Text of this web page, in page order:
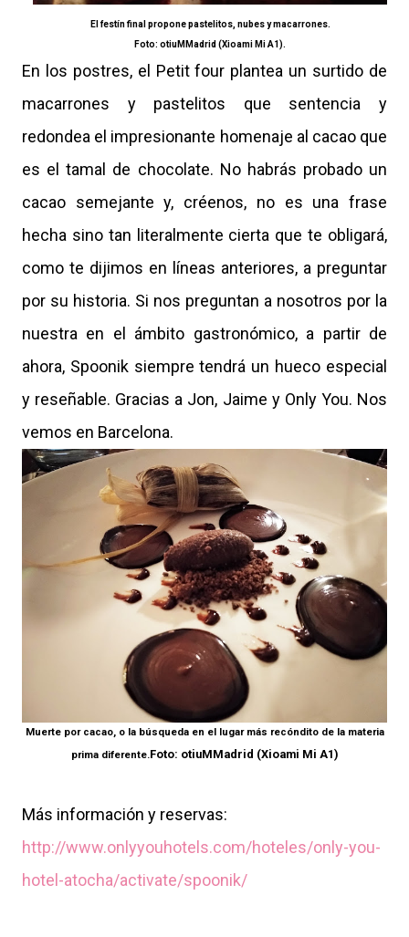
El festín final propone pastelitos, nubes y macarrones.
Foto: otiuMMadrid (Xioami Mi A1).
En los postres, el Petit four plantea un surtido de
macarrones y pastelitos que sentencia y
redondea el impresionante homenaje al cacao que
es el tamal de chocolate. No habrás probado un
cacao semejante y, créenos, no es una frase
hecha sino tan literalmente cierta que te obligará,
como te dijimos en líneas anteriores, a preguntar
por su historia. Si nos preguntan a nosotros por la
nuestra en el ámbito gastronómico, a partir de
ahora, Spoonik siempre tendrá un hueco especial
y reseñable. Gracias a Jon, Jaime y Only You. Nos
vemos en Barcelona.
Muerte por cacao, o la búsqueda en el lugar más recóndito de la materia
prima diferente.Foto: otiuMMadrid (Xioami Mi A1)
Más información y reservas:
http://www.onlyyouhotels.com/hoteles/only-you-
hotel-atocha/activate/spoonik/